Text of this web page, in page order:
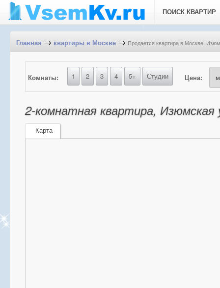
ПОИСК КВАРТИР
Главная → квартиры в Москве → Продается квартира в Москве,
Комнаты: 1 2 3 4 5+ Студии Цена:
2-комнатная квартира, Изюмская
Карта